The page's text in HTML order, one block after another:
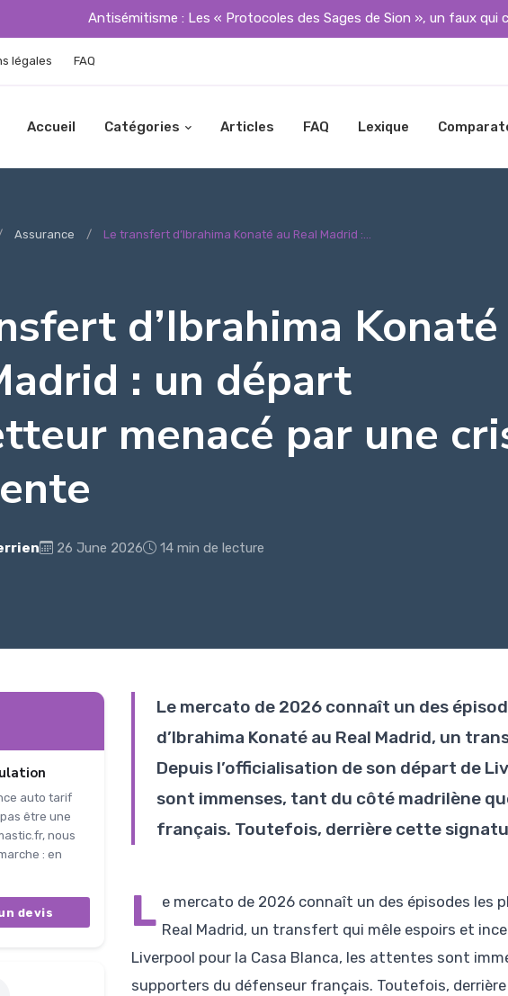
Antisémitisme : Les « Protocoles des Sages de Sion », un faux qui
légales FAQ
Accueil Catégories Articles FAQ Lexique
Assurance Le transfert d’Ibrahima Konaté au Real Madrid :...
d’Ibrahima Konaté
: un départ
menacé par une
26 June 2026 14 min de lecture
auto tarif
être une
nous
: en
devis
Le mercato de 2026 connaît un des
d’Ibrahima Konaté au Real Madrid, un
Depuis l’officialisation de son départ de
sont immenses, tant du côté madrilène
français. Toutefois, derrière cette
L e mercato de 2026 connaît un des épisodes les
Real Madrid, un transfert qui mêle espoirs et
Liverpool pour la Casa Blanca, les attentes sont
supporters du défenseur français. Toutefois,